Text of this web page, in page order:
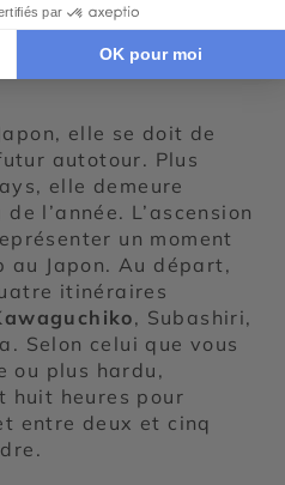
elle se doit de
autotour. Plus
elle demeure
l’année. L’ascension
un moment
Japon. Au départ,
itinéraires
, Subashiri,
Selon celui que vous
ou plus hardu,
huit heures pour
entre deux et cinq